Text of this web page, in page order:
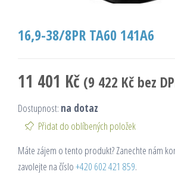
16,9-38/8PR TA60 141A6
11 401 Kč (9 422 Kč bez
Dostupnost: na dotaz
Přidat do oblíbených položek
Máte zájem o tento produkt? Zanechte nám
zavolejte na číslo+420 602 421 859.